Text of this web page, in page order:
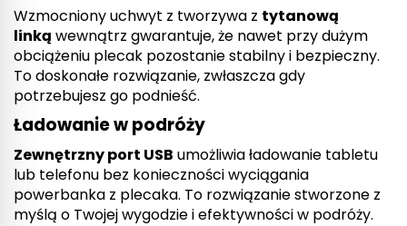
Wzmocniony uchwyt z tworzywa z tytanową
linką wewnątrz gwarantuje, że nawet przy dużym
obciążeniu plecak pozostanie stabilny i bezpieczny.
To doskonałe rozwiązanie, zwłaszcza gdy
potrzebujesz go podnieść.
Ładowanie w podróży
Zewnętrzny port USB umożliwia ładowanie tabletu
lub telefonu bez konieczności wyciągania
powerbanka z plecaka. To rozwiązanie stworzone z
myślą o Twojej wygodzie i efektywności w podróży.